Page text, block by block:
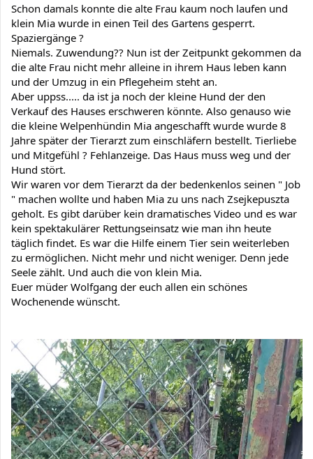
Schon damals konnte die alte Frau kaum noch laufen und
klein Mia wurde in einen Teil des Gartens gesperrt.
Spaziergänge ?
Niemals. Zuwendung?? Nun ist der Zeitpunkt gekommen da
die alte Frau nicht mehr alleine in ihrem Haus leben kann
und der Umzug in ein Pflegeheim steht an.
Aber uppss..... da ist ja noch der kleine Hund der den
Verkauf des Hauses erschweren könnte. Also genauso wie
die kleine Welpenhündin Mia angeschafft wurde wurde 8
Jahre später der Tierarzt zum einschläfern bestellt. Tierliebe
und Mitgefühl ? Fehlanzeige. Das Haus muss weg und der
Hund stört.
Wir waren vor dem Tierarzt da der bedenkenlos seinen " Job
" machen wollte und haben Mia zu uns nach Zsejkepuszta
geholt. Es gibt darüber kein dramatisches Video und es war
kein spektakulärer Rettungseinsatz wie man ihn heute
täglich findet. Es war die Hilfe einem Tier sein weiterleben
zu ermöglichen. Nicht mehr und nicht weniger. Denn jede
Seele zählt. Und auch die von klein Mia.
Euer müder Wolfgang der euch allen ein schönes
Wochenende wünscht.